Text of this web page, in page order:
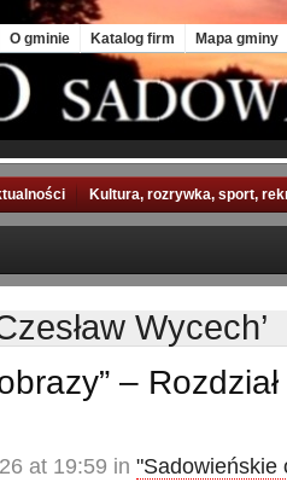
O gminie Katalog firm Mapa gminy
Kultura, rozrywka, sport,
Wycech’
–
at 19:59 in "Sadowieńskie